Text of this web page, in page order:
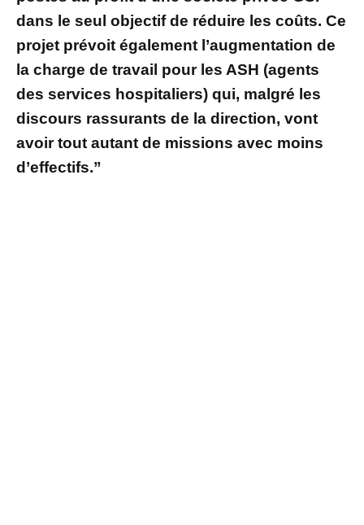
dans le seul objectif de réduire les coûts. Ce
projet prévoit également l’augmentation de
la charge de travail pour les ASH (agents
des services hospitaliers) qui, malgré les
discours rassurants de la direction, vont
avoir tout autant de missions avec moins
d’effectifs.”